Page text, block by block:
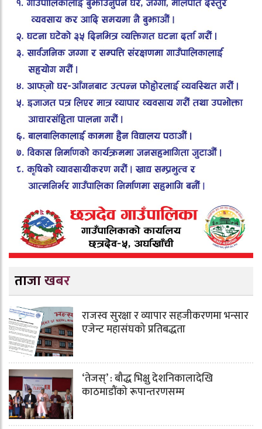
ताजा खबर
राजस्व सुरक्षा र व्यापार सहजीकरणमा भन्सार
एजेन्ट महासंघको प्रतिबद्धता
‘तेजस्’ : बौद्ध भिक्षु देशनिकालादेखि
काठमाडौंको रूपान्तरणसम्म